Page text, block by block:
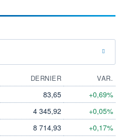
+ PORTEFEUILLE + LISTE
DERNIER
VAR.
83,65 +0,69%
4 345,92 +0,05%
8 714,93 +0,17%